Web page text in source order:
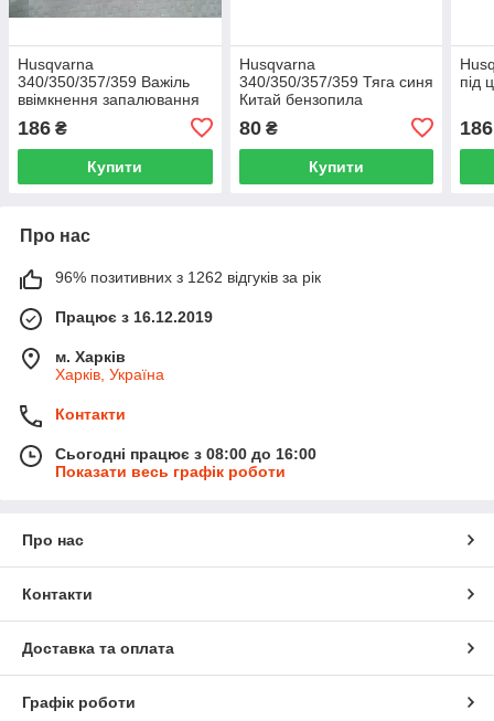
Husqvarna
340/350/357/359 Важіль
ввімкнення запалювання
186 ₴
Купити
Husqvarna
340/350/357/359 Тяга синя
Китай бензопила
80₴
Купити
під
186
Про нас
96% позитивних з 1262 відгуків за рік
Працює з 16.12.2019
м. Харків
Харків, Україна
Контакти
Сьогодні працює з 08:00 до 16:00
Показати весь графік роботи
Про нас
Контакти
Доставка та оплата
Графік роботи